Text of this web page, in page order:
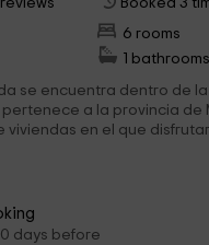
6 rooms
1 bathrooms
se encuentra dentro de
a la provincia de
viviendas en el que
days before